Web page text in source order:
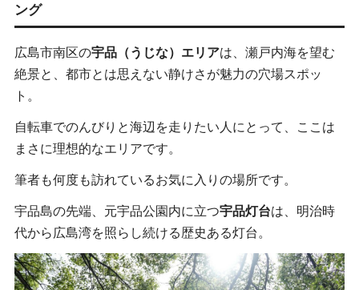
ング
広島市南区の宇品（うじな）エリアは、瀬戸内海を望む
絶景と、都市とは思えない静けさが魅力の穴場スポッ
ト。
自転車でのんびりと海辺を走りたい人にとって、ここは
まさに理想的なエリアです。
筆者も何度も訪れているお気に入りの場所です。
宇品島の先端、元宇品公園内に立つ宇品灯台は、明治時
代から広島湾を照らし続ける歴史ある灯台。